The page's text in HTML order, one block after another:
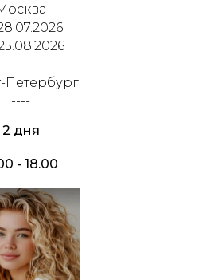
Петербург
----
2 дня
- 18.00